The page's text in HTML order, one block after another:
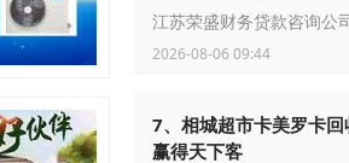
江苏荣盛财务贷款咨询公
2026-08-06 09:44
7、相城超市卡美罗卡
赢得天下客